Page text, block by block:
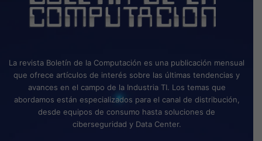
La revista Boletín de la Computación es una publicación mensual
que ofrece artículos de interés sobre las últimas tendencias y
avances en el campo de la Industria TI. Los temas que
abordamos están especializados para el canal de distribución,
desde equipos de consumo hasta soluciones de
ciberseguridad y Data Center.